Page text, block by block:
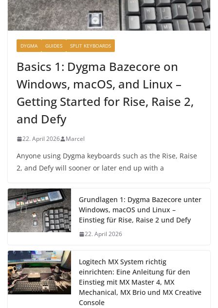
DYGMA GUIDES SPLIT KEYBOARDS
Basics 1: Dygma Bazecore on
Windows, macOS, and Linux –
Getting Started for Rise, Raise 2,
and Defy
22. April 2026 Marcel
Anyone using Dygma keyboards such as the Rise, Raise
2, and Defy will sooner or later end up with a
Grundlagen 1: Dygma Bazecore unter
Windows, macOS und Linux –
Einstieg für Rise, Raise 2 und Defy
22. April 2026
Logitech MX System richtig
einrichten: Eine Anleitung für den
Einstieg mit MX Master 4, MX
Mechanical, MX Brio und MX Creative
Console